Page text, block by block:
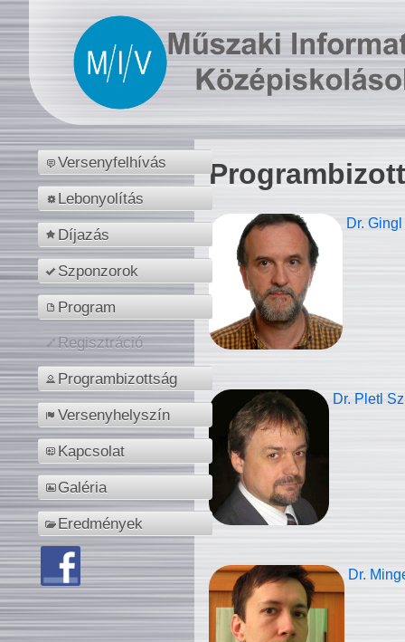
Versenyfelhívás
Lebonyolítás
Díjazás
Szponzorok
Program
Regisztráció
Programbizottság
Versenyhelyszín
Kapcsolat
Galéria
Eredmények
Dr.
Dr. Pletl
Dr.